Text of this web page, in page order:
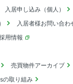
入居申し込み（個人）
入居者様お問い合わ
用情報
売買物件アーカイブ
の取り組み